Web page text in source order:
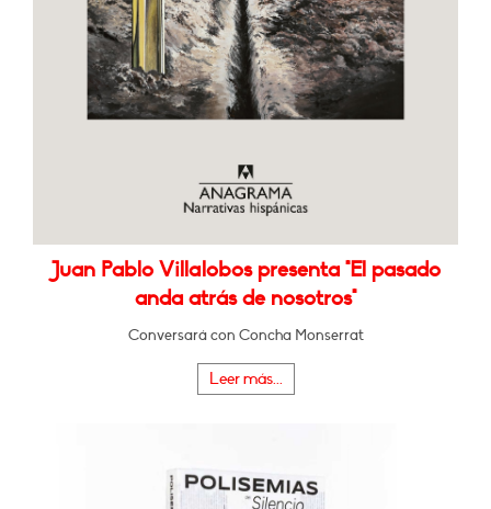
Juan Pablo Villalobos presenta "El pasado
anda atrás de nosotros"
Conversará con Concha Monserrat
Leer más...